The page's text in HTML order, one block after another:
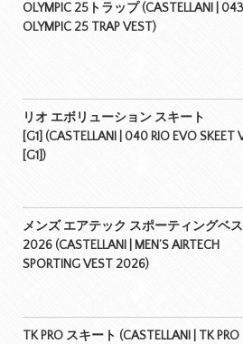
OLYMPIC 25トラップ (CASTELLANI | 043
OLYMPIC 25 TRAP VEST)
リオ エボリューション スキート
[G1] (CASTELLANI | 040 RIO EVO SKEET
[G1])
メンズ エアテック スポーティングベ
2026 (CASTELLANI | MEN’S AIRTECH
SPORTING VEST 2026)
TK PRO スキート (CASTELLANI | TK PRO